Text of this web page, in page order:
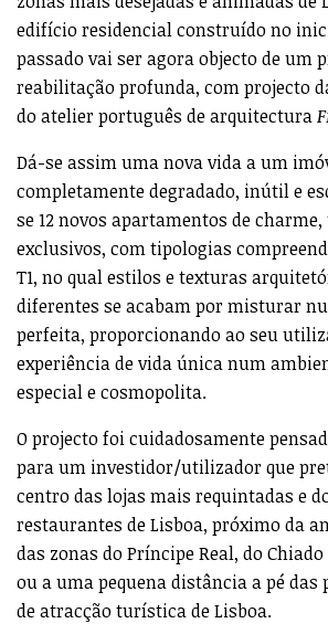
O projecto foi cuidadosamente
para um investidor/utilizador que
centro das lojas mais requintadas e
restaurantes de Lisboa, próximo da
das zonas do Príncipe Real, do Chiado
ou a uma pequena distância a pé
de atracção turística de Lisboa.
OGloriaprocura retirar o máximo
vantagens inerentes à fabulosa
afirma-se assim como a escolha
pretende viver ou apenas visitar a
estilo de vidatrendynum ambiente
lisboeta. Mas não só, todo o design
interior foi igualmente concebido
uma experiência de imensa
sensação de se estar longe da
zona de Lisboa, quando se está dentro
À distância de um pequeno passo, o
oferece ao cliente uma escolha
sossego e animação, num ambiente